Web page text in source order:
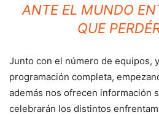
ANTE EL MUNDO
QUE
Junto con el número de equipos,
programación completa,
además nos ofrecen información
celebrarán los distintos